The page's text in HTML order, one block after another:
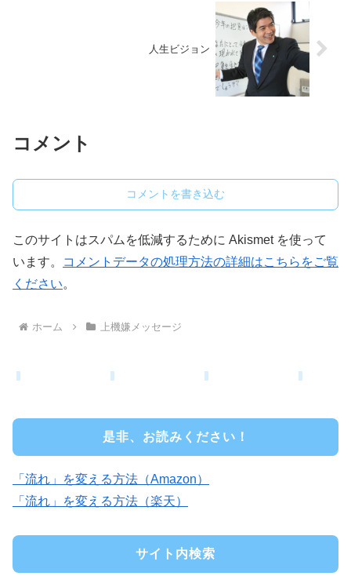
人生ビジョン
コメント
コメントを書き込む
このサイトはスパムを低減するために Akismet を使って
います。
コメントデータの処理方法の詳細はこちらをご覧
ください。
ホーム 上機嫌メッセージ
是非、お読みください！
「流れ」を変える方法（Amazon）
「流れ」を変える方法（楽天）
サイト内検索